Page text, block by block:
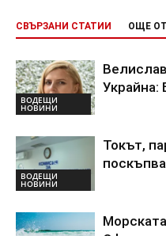
СВЪРЗАНИ СТАТИИ ОЩЕ
ВОДЕЩИ
НОВИНИ
Украйна:
ВОДЕЩИ
НОВИНИ
Токът,